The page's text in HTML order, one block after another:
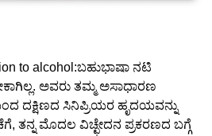
h
to alcohol:ಬಹುಭಾಷಾ ನಟಿ
ಅವರು ತಮ್ಮ ಅಸಾಧಾರಣ
ದಕ್ಷಿಣದ ಸಿನಿಪ್ರಿಯರ ಹೃದಯವನ್ನು
ತನ್ನ ಮೊದಲ ವಿಚ್ಛೇದನ ಪ್ರಕರಣದ ಬಗ್ಗೆ